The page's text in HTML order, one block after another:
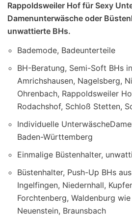
Rappoldsweiler Hof für Sexy
Damenunterwäsche oder
unwattierte BHs.
Bademode, Badeunterteile
BH-Beratung, Semi-Soft BHs
Amrichshausen, Nagelsberg,
Ohrenbach, Rappoldsweiler
Rodachshof, Schloß Stetten,
Individuelle
Baden-Württemberg
Einmalige Büstenhalter,
Büstenhalter, Push-Up BHs
Ingelfingen, Niedernhall,
Forchtenberg, Waldenburg
Neuenstein, Braunsbach